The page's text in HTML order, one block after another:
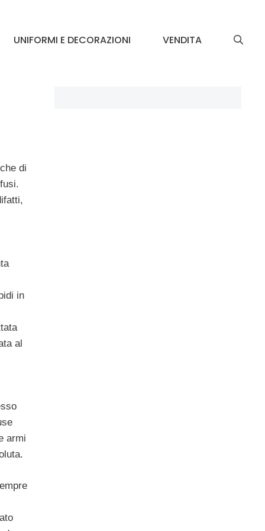
UNIFORMI E DECORAZIONI VENDITA
di
in
al
armi